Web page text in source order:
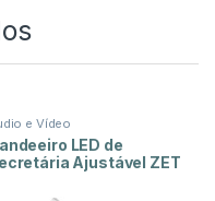
e Vídeo
LED de
Ajustável ZET